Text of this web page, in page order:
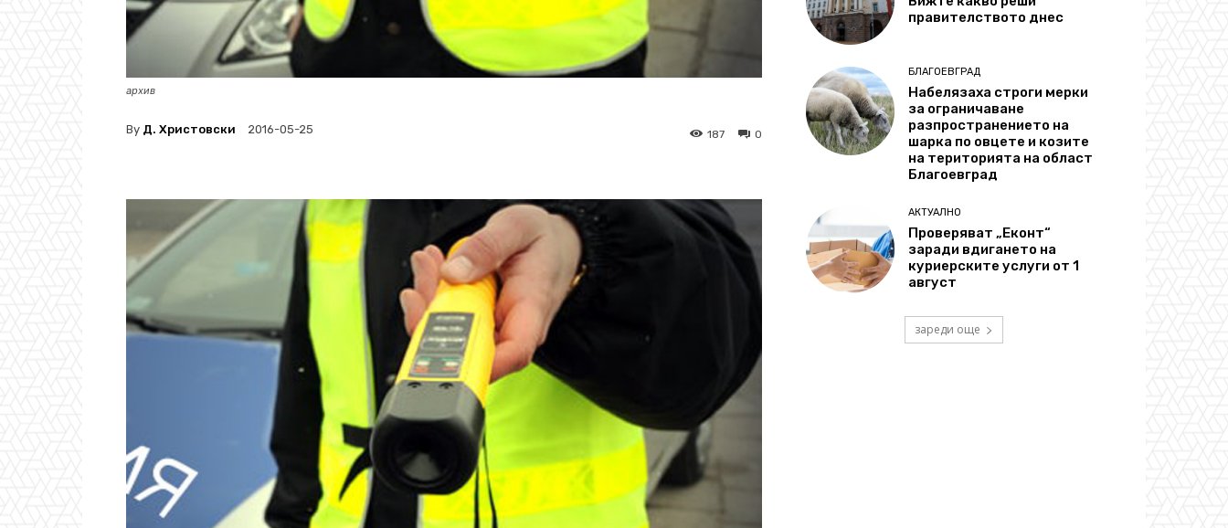
архив
By Д. Христовски 2016-05-25 0
187
правителството днес
БЛАГОЕВГРАД
Набелязаха строги мерки
за ограничаване
разпространението на
шарка по овцете и козите
на територията на област
Благоевград
АКТУАЛНО
Проверяват „Еконт“
заради вдигането на
куриерските услуги от 1
август
зареди още